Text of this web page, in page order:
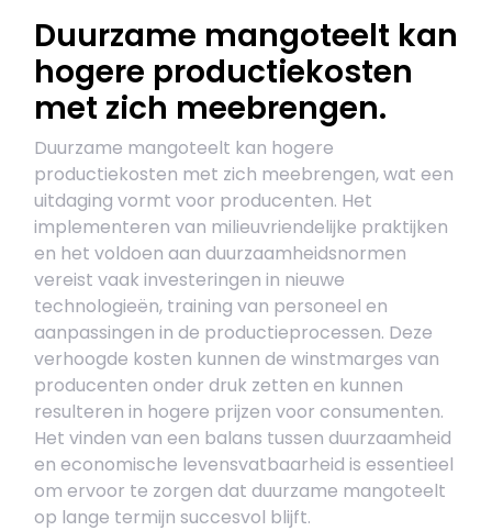
Duurzame mangoteelt kan
hogere productiekosten
met zich meebrengen.
Duurzame mangoteelt kan hogere
productiekosten met zich meebrengen, wat een
uitdaging vormt voor producenten. Het
implementeren van milieuvriendelijke praktijken
en het voldoen aan duurzaamheidsnormen
vereist vaak investeringen in nieuwe
technologieën, training van personeel en
aanpassingen in de productieprocessen. Deze
verhoogde kosten kunnen de winstmarges van
producenten onder druk zetten en kunnen
resulteren in hogere prijzen voor consumenten.
Het vinden van een balans tussen duurzaamheid
en economische levensvatbaarheid is essentieel
om ervoor te zorgen dat duurzame mangoteelt
op lange termijn succesvol blijft.